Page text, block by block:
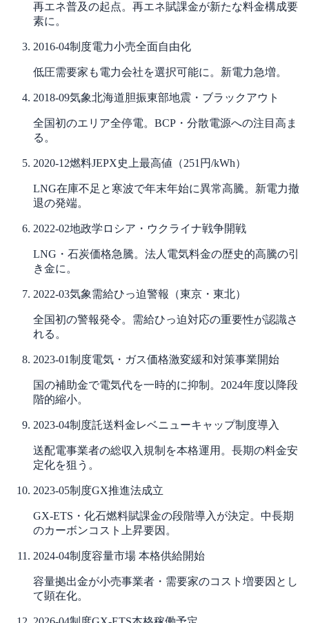
再エネ普及の起点。再エネ賦課金が新たな料金構成要
素に。
2016-04制度電力小売全面自由化
低圧需要家も電力会社を選択可能に。新電力急増。
2018-09気象北海道胆振東部地震・ブラックアウト
全国初のエリア全停電。BCP・分散電源への注目高ま
る。
2020-12燃料JEPX史上最高値（251円/kWh）
LNG在庫不足と寒波で年末年始に異常高騰。新電力撤
退の発端。
2022-02地政学 ロシア・ウクライナ戦争開戦
LNG・石炭価格急騰。法人電気料金の歴史的高騰の引
き金に。
2022-03気象需給ひっ迫警報（東京・東北）
全国初の警報発令。需給ひっ迫対応の重要性が認識さ
れる。
2023-01制度電気・ガス価格激変緩和対策事業開始
国の補助金で電気代を一時的に抑制。2024年度以降段
階的縮小。
2023-04制度託送料金レベニューキャップ制度導入
送配電事業者の総収入規制を本格運用。長期の料金安
定化を狙う。
2023-05制度GX推進法成立
GX-ETS・化石燃料賦課金の段階導入が決定。中長期
のカーボンコスト上昇要因。
2024-04制度容量市場 本格供給開始
容量拠出金が小売事業者・需要家のコスト増要因とし
て顕在化。